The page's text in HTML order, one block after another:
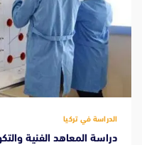
الدراسة في تركيا
دراسة المعاهد الفنية